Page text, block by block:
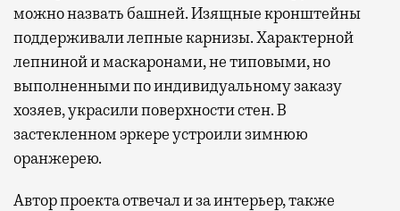
можно назвать башней. Изящные кронштейны
поддерживали лепные карнизы. Характерной
лепниной и маскаронами, не типовыми, но
выполненными по индивидуальному заказу
хозяев, украсили поверхности стен. В
застекленном эркере устроили зимнюю
оранжерею.
Автор проекта отвечал и за интерьер, также